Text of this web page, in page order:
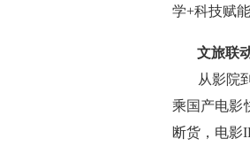
学+科技赋
文旅联动
从影院到
乘国产电影
断货，电影